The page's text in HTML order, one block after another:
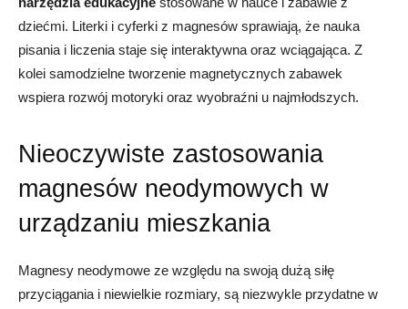
dziećmi. Literki i cyferki z magnesów sprawiają, że nauka
pisania i liczenia staje się interaktywna oraz wciągająca. Z
kolei samodzielne tworzenie magnetycznych zabawek
wspiera rozwój motoryki oraz wyobraźni u najmłodszych.
Nieoczywiste zastosowania
magnesów neodymowych w
urządzaniu mieszkania
Magnesy neodymowe ze względu na swoją dużą siłę
przyciągania i niewielkie rozmiary, są niezwykle przydatne w